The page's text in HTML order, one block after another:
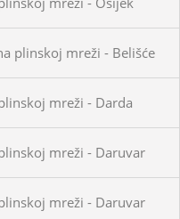
plinskoj mreži - Belišće
mreži - Darda
mreži - Daruvar
mreži - Daruvar